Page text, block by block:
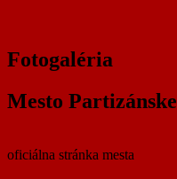
Fotogaléria
Mesto Partizánske
oficiálna stránka mesta